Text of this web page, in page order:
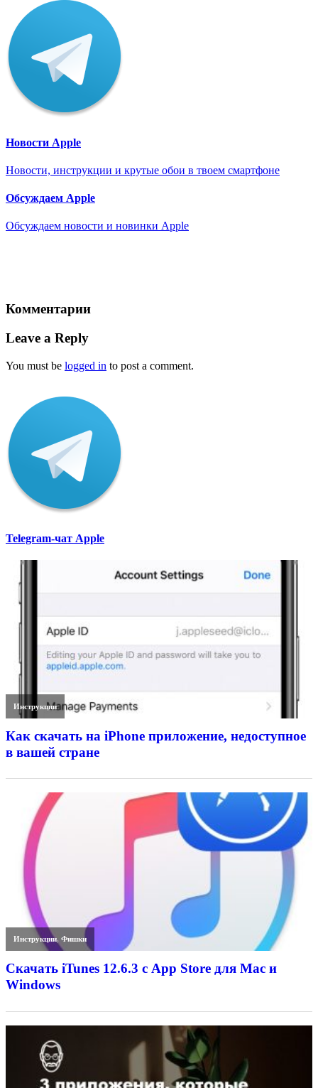
Новости Apple
Новости, инструкции и крутые обои в твоем смартфоне
Обсуждаем Apple
Обсуждаем новости и новинки Apple
Комментарии
Leave a Reply
You must be logged in to post a comment.
Telegram-чат Apple
Инструкции
Как скачать на iPhone приложение, недоступное
в вашей стране
Инструкции,Фишки
Скачать iTunes 12.6.3 с App Store для Mac и
Windows